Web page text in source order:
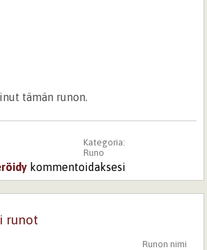
tämän runon.
Kategoria:
Runo
kommentoidaksesi
runot
Runon nimi